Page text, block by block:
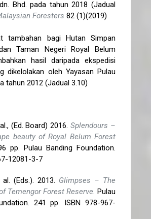
Bhd. pada tahun 2018 (Jadual
Foresters 82 (1)(2019)
tambahan bagi Hutan Simpan
Taman Negeri Royal Belum
hasil daripada ekspedisi
dikelolakan oleh Yayasan Pulau
tahun 2012 (Jadual 3.10)
(Ed. Board) 2016.Splendours –
beauty of Royal Belum Forest
pp. Pulau Banding Foundation.
12081-3-7
(Eds.). 2013. Glimpses – The
Temengor Forest Reserve. Pulau
241 pp. ISBN 978-967-